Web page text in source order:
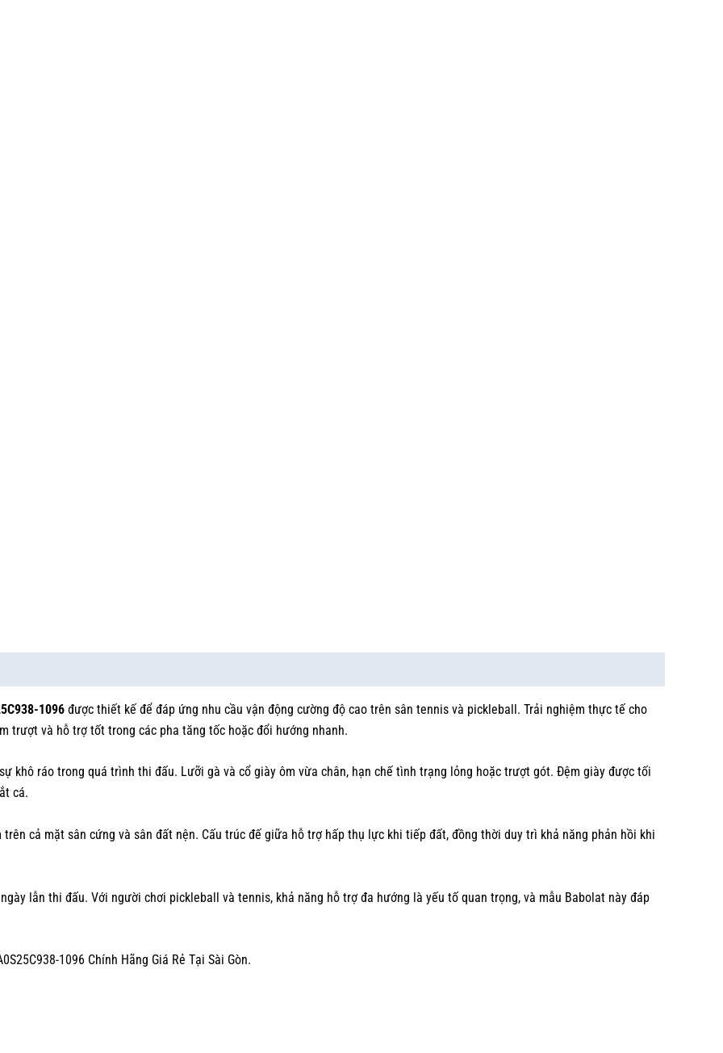
1096 được thiết kế để đáp ứng nhu cầu vận động cường độ cao trên sân tennis và pickleball. Trải nghiệm thực tế cho
trượt và hỗ trợ tốt trong các pha tăng tốc hoặc đổi hướng nhanh.
khô ráo trong quá trình thi đấu. Lưỡi gà và cổ giày ôm vừa chân, hạn chế tình trạng lỏng hoặc trượt gót. Đệm giày được tối
cá.
cả mặt sân cứng và sân đất nện. Cấu trúc đế giữa hỗ trợ hấp thụ lực khi tiếp đất, đồng thời duy trì khả năng phản hồi khi
lẫn thi đấu. Với người chơi pickleball và tennis, khả năng hỗ trợ đa hướng là yếu tố quan trọng, và mẫu Babolat này đáp
1096 Chính Hãng Giá Rẻ Tại Sài Gòn.